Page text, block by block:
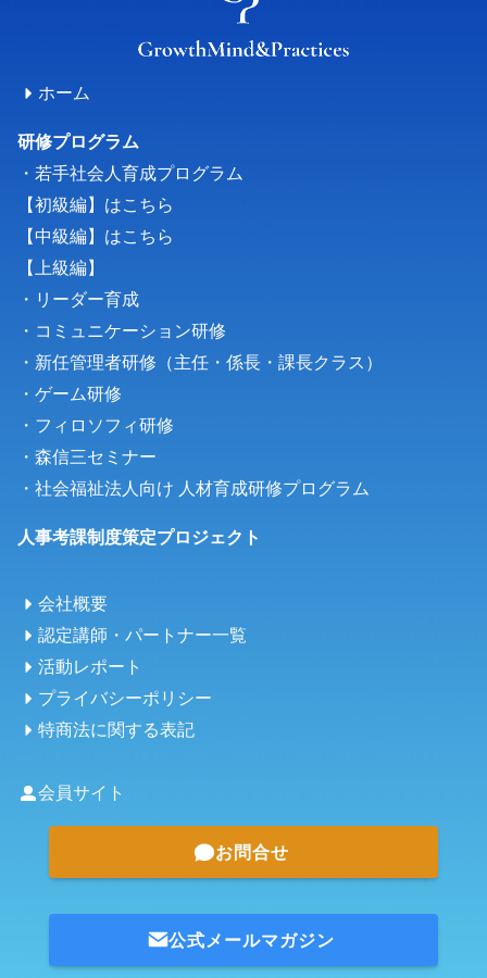
ホーム
研修プログラム
・若手社会人育成プログラム
【初級編】はこちら
【中級編】はこちら
【上級編】
・リーダー育成
・コミュニケーション研修
・新任管理者研修（主任・係長・課長クラス）
・ゲーム研修
・フィロソフィ研修
・森信三セミナー
・社会福祉法人向け 人材育成研修プログラム
人事考課制度策定プロジェクト
会社概要
認定講師・パートナー一覧
活動レポート
プライバシーポリシー
特商法に関する表記
会員サイト
お問合せ
公式メールマガジン